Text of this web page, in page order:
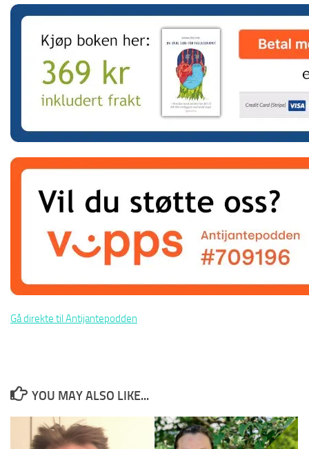
Gå direkte til Antijantepodden
YOU MAY ALSO LIKE...